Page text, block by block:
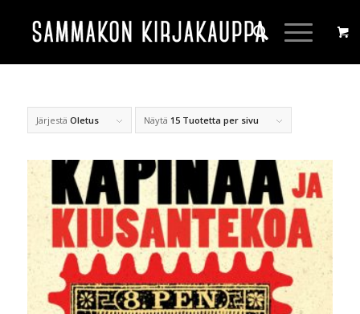
Järjestä Oletus Näytä 15 Tuotetta per sivu